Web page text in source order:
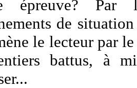
épreuve? Par
de
le lecteur par
battus, à